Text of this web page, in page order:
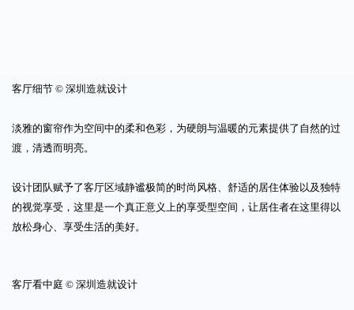
客厅细节 © 深圳造就设计
淡雅的窗帘作为空间中的柔和色彩，为硬朗与温暖的元素提供了自然的过
渡，清透而明亮。
设计团队赋予了客厅区域静谧极简的时尚风格、舒适的居住体验以及独特
的视觉享受，这里是一个真正意义上的享受型空间，让居住者在这里得以
放松身心、享受生活的美好。
客厅看中庭 © 深圳造就设计